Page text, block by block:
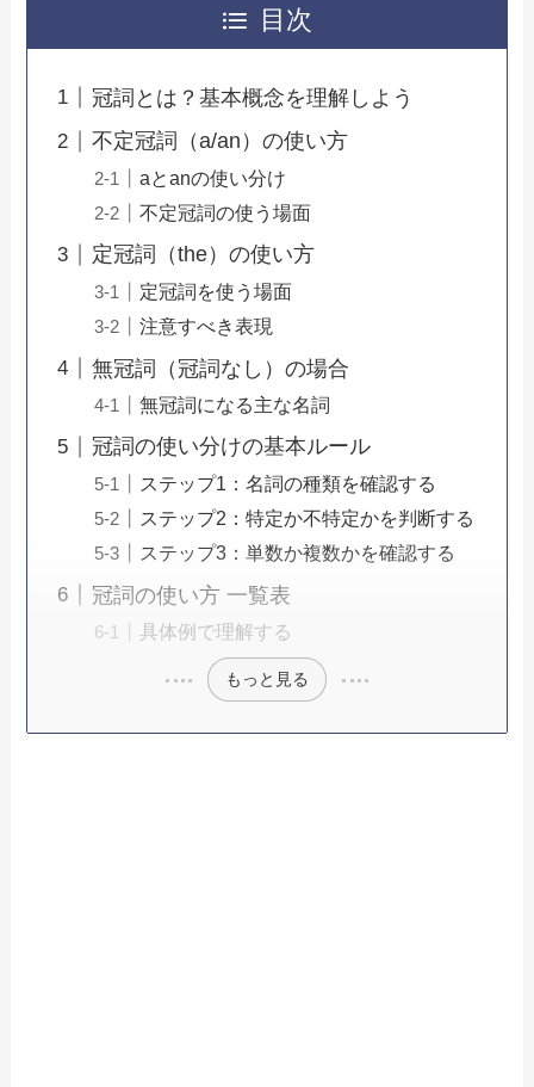
目次
冠詞とは？基本概念を理解しよう
不定冠詞（a/an）の使い方
aとanの使い分け
不定冠詞の使う場面
定冠詞（the）の使い方
定冠詞を使う場面
注意すべき表現
無冠詞（冠詞なし）の場合
無冠詞になる主な名詞
冠詞の使い分けの基本ルール
ステップ1：名詞の種類を確認する
ステップ2：特定か不特定かを判断する
ステップ3：単数か複数かを確認する
冠詞の使い方 一覧表
具体例で理解する
もっと見る